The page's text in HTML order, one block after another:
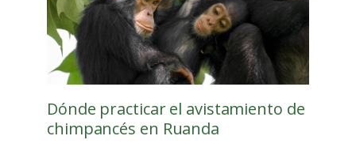
Dónde practicar el avistamiento de
chimpancés en Ruanda